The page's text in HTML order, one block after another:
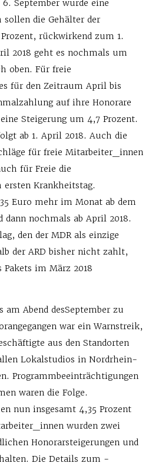
September wurde eine
die Gehälter der
rückwirkend zum 1.
2018 geht es nochmals um
oben. Für freie
für den Zeitraum April bis
auf ihre Honorare
Steigerung um 4,7 Prozent.
ab 1. April 2018. Auch die
für freie Mit­arbeiter_innen
für Freie die
Krankheitstag.
Euro mehr im Monat ab dem
dann nochmals ab April 2018.
den der MDR als einzige
der ARD bisher nicht zahlt,
im März 2018
am Abend desSeptember zu
war ein Warnstreik,
aus den Standorten
Lokalstudios in Nordrhein-
Programmbeeinträchtigungen
waren die Folge.
nun insgesamt 4,35 Prozent
wurden zwei
­Honorarsteigerungen und
Die Details zum